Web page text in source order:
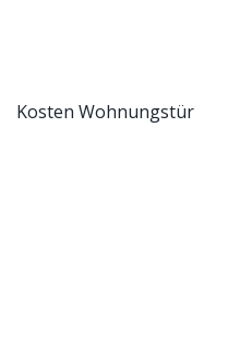
Kosten Wohnungstür